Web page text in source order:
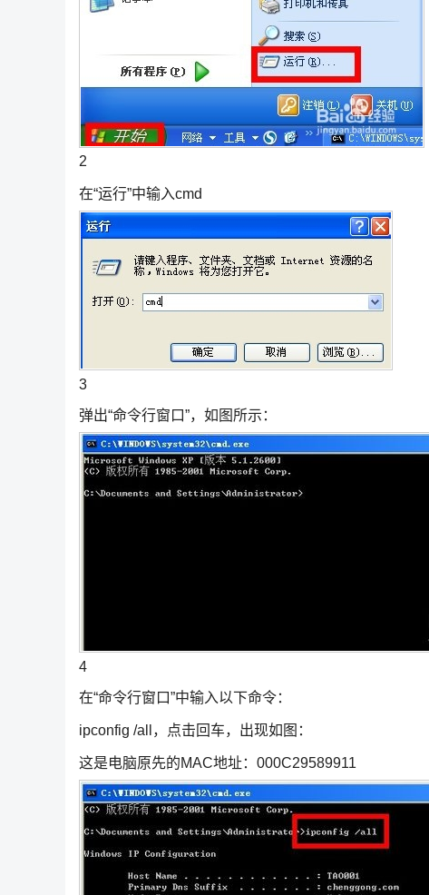
2
在“运行”中输入cmd
3
弹出“命令行窗口”，如图所示：
4
在“命令行窗口”中输入以下命令：
ipconfig /all，点击回车，出现如图：
这是电脑原先的MAC地址：000C29589911